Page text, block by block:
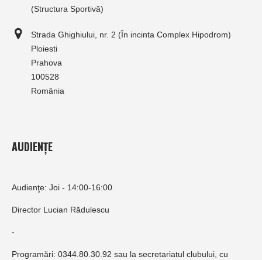
(Structura Sportivă)
Strada Ghighiului, nr. 2 (În incinta Complex Hipodrom)
Ploiesti
Prahova
100528
România
AUDIENȚE
Audienţe: Joi - 14:00-16:00
Director Lucian Rădulescu
-
Programări: 0344.80.30.92 sau la secretariatul clubului, cu